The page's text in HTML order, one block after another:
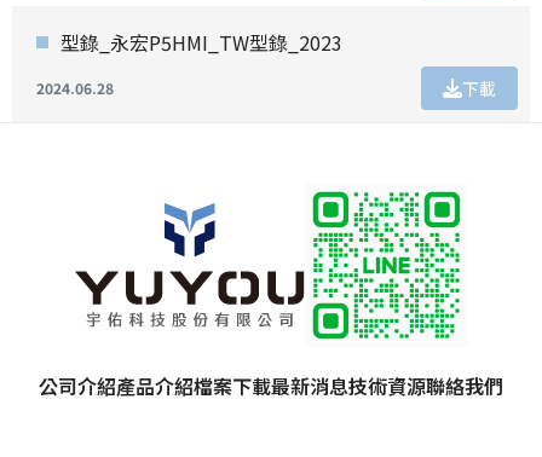
型錄_永宏P5HMI_TW型錄_2023
2024.06.28 下載
公司介紹產品介紹檔案下載最新消息技術資源聯絡我們